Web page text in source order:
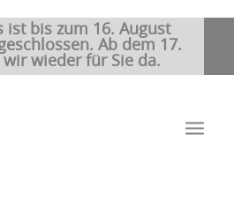
ist bis zum 16. August
Ab dem 17.
wieder für Sie da.